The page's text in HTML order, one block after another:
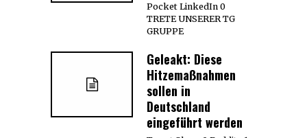
Pocket LinkedIn 0
TRETE UNSERER TG
GRUPPE
Geleakt: Diese
Hitzemaßnahmen
sollen in
Deutschland
eingeführt werden